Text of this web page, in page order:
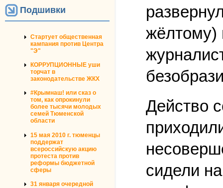
Подшивки
Стартует общественная
кампания против Центра
"Э"
КОРРУПЦИОННЫЕ уши
торчат в
законодательстве ЖКХ
#Крымнаш! или сказ о
том, как опрокинули
более тысячи молодых
семей Тюменской
области
15 мая 2010 г. тюменцы
поддержат
всероссийскую акцию
протеста против
реформы бюджетной
сферы
31 января очередной
жёлтому)
Действо
сидели